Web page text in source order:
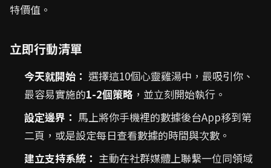
特價值。
立即行動清單
今天就開始： 選擇這10個心靈雞湯中，最吸引你、
最容易實施的1-2個策略 ，並立刻開始執行。
設定邊界： 馬上將你手機裡的數據後台App移到第
二頁，或是設定每日查看數據的時間與次數。
建立支持系統： 主動在社群媒體上聯繫一位同領域